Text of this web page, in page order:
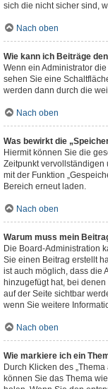
sich die nicht sicher sind,
Nach oben
Wie kann ich Beiträge
Wenn ein Administrator
sehen Sie eine
werden dann durch die
Nach oben
Was bewirkt die
Hiermit können Sie die
Zeitpunkt vervollständigen
mit der Funktion
Bereich erneut laden.
Nach oben
Warum muss mein
Die Board-Administration
Sie einen Beitrag erstellt
ist auch möglich, dass die
hinzugefügt hat, bei
auf der Seite sichtbar
wenn Sie weitere
Nach oben
Wie markiere ich ein
Durch Klicken des
können Sie das Thema